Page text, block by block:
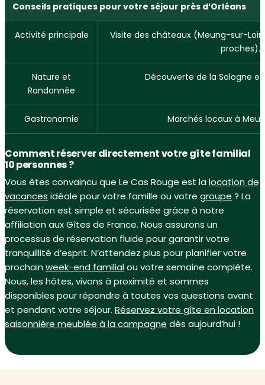
Conseils pratiques pour votre séjour près d’Orléans
Activité principale
Visite des châteaux (Meung-sur-
proches).
Nature et
Randonnée
Découverte de la Sologne et
Gastronomie Marchés locaux à
Comment réserver directement votre gîte familial
10 personnes ?
Vous êtes convaincu que Le Cas Rouge est la location de
vacances idéale pour votre famille ou votre groupe ? La
réservation est simple et sécurisée grâce à notre
affiliation aux Gîtes de France. Nous assurons un
processus de réservation fluide pour garantir votre
tranquillité d’esprit. N’attendez plus pour planifier votre
prochain week-end familialou votre semaine complète.
Nous, les hôtes, vivons à proximité et sommes
disponibles pour répondre à toutes vos questions avant
et pendant votre séjour. Réservez votre gîte en location
saisonnière meublée à la campagne dès aujourd’hui !